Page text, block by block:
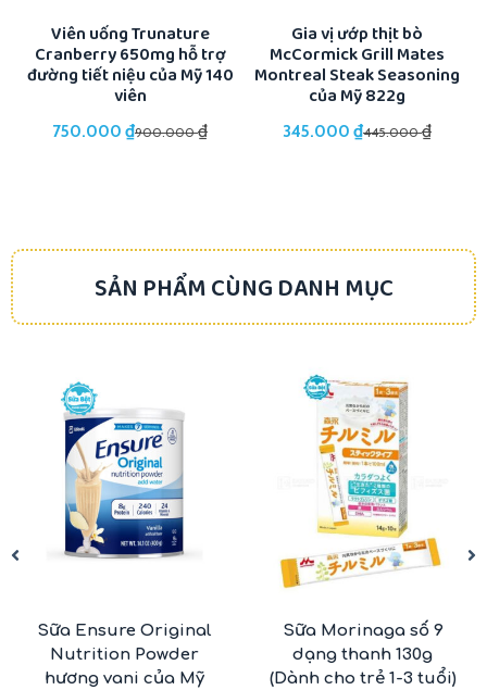
Viên uống Trunature
Cranberry 650mg hỗ trợ
đường tiết niệu của Mỹ 140
viên
900.000₫
750.000 ₫
Gia vị ướp thịt bò
McCormick Grill Mates
Montreal Steak Seasoning
của Mỹ 822g
445.000₫
345.000 ₫
SẢN PHẨM CÙNG DANH MỤC
Sữa Ensure Original
Nutrition Powder
hương vani của Mỹ
Sữa Morinaga số 9
dạng thanh 130g
(Dành cho trẻ 1-3 tuổi)